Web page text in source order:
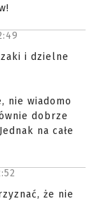
i dzielne
nie wiadomo
dobrze
na całe
że nie